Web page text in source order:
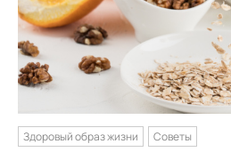
Здоровый образ жизни Советы